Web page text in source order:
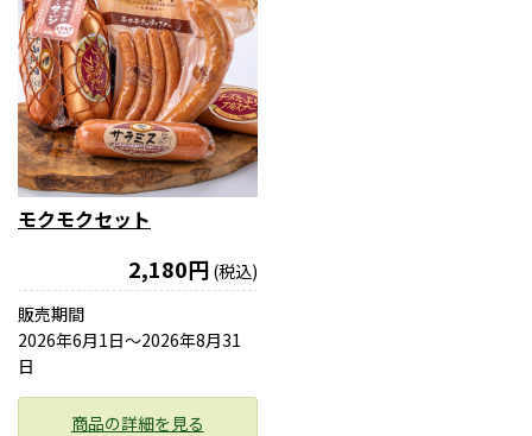
モクモクセット
2,180円 (税込)
販売期間
2026年6月1日〜2026年8月31
日
商品の詳細を見る